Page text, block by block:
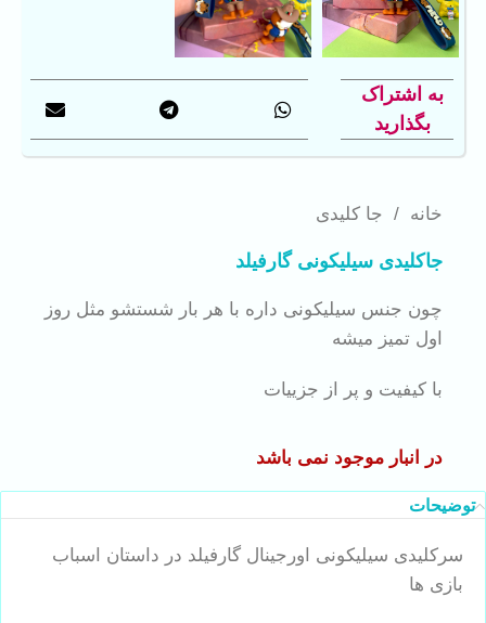
خانه / جا کلیدی
جاکلیدی سیلیکونی گارفیلد
چون جنس سیلیکونی داره با هر بار شستشو مثل روز
اول تمیز میشه
با کیفیت و پر از جزییات
در انبار موجود نمی باشد
به اشتراک
بگذارید
توضیحات
سرکلیدی سیلیکونی اورجینال گارفیلد در داستان اسباب
بازی ها